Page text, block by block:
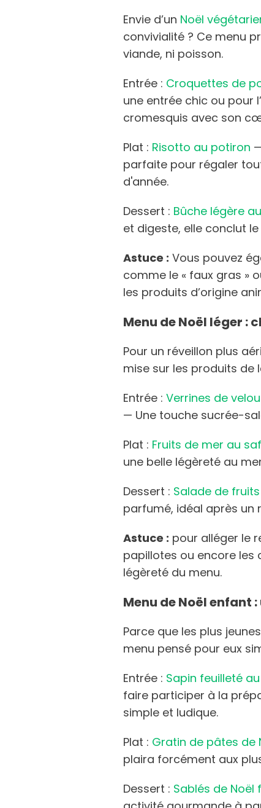
Envie d’un Noël
convivialité ? Ce menu
viande, ni poisson.
Entrée : Croquettes de
une entrée chic ou pour
cromesquis avec son
Plat : Risotto au potiron
parfaite pour régaler
d'année.
Dessert : Bûche légère
et digeste, elle conclut
Astuce : Vous pouvez
comme le « faux gras »
les produits d’origine
Menu de Noël léger :
Pour un réveillon plus
mise sur les produits de
Entrée :Verrines de
— Une touche sucrée-
Plat : Fruits de mer au
une belle légèreté au
Dessert : Salade de
parfumé, idéal après un
Astuce : pour alléger le
papillotes ou encore les
légèreté du menu.
Menu de Noël enfant
Parce que les plus
menu pensé pour eux
Entrée : Sapin feuilleté
faire participer à la
simple et ludique.
Plat : Gratin de pâtes de
plaira forcément aux
Dessert : Sablés de